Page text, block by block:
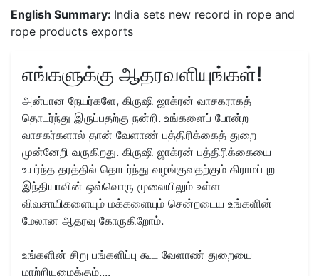
English Summary: India sets new record in rope and
rope products exports
எங்களுக்கு ஆதரவளியுங்கள்!
அன்பான நேயர்களே, கிருஷி ஜாக்ரன் வாசகராகத்
தொடர்ந்து இருப்பதற்கு நன்றி. உங்களைப் போன்ற
வாசகர்களால் தான் வேளாண் பத்திரிக்கைத் துறை
முன்னேறி வருகிறது. கிருஷி ஜாக்ரன் பத்திரிக்கையை
உயர்ந்த தரத்தில் தொடர்ந்து வழங்குவதற்கும் கிராமப்புற
இந்தியாவின் ஒவ்வொரு மூலையிலும் உள்ள
விவசாயிகளையும் மக்களையும் சென்றடைய உங்களின்
மேலான ஆதரவு கோருகிறோம்.
உங்களின் சிறு பங்களிப்பு கூட வேளாண் துறையை
மாற்றியமைக்கும்....